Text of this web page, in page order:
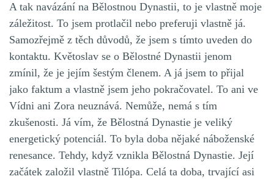
A tak navázání na Bělostnou Dynastii, to je vlastně moje
záležitost. To jsem protlačil nebo preferuji vlastně já.
Samozřejmě z těch důvodů, že jsem s tímto uveden do
kontaktu. Květoslav se o Bělostné Dynastii jenom
zmínil, že je jejím šestým členem. A já jsem to přijal
jako faktum a vlastně jsem jeho pokračovatel. To ani ve
Vídni ani Zora neuznává. Nemůže, nemá s tím
zkušenosti. Já vím, že Bělostná Dynastie je veliký
energetický potenciál. To byla doba nějaké náboženské
renesance. Tehdy, když vznikla Bělostná Dynastie. Její
začátek založil vlastně Tilópa. Celá ta doba, trvající asi